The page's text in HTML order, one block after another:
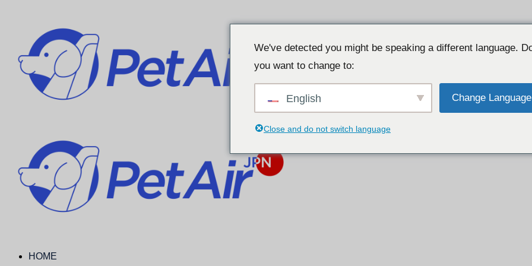
HOME
We've detected you might be speaking a different language.
you want to change to:
English Change Language
Close and do not switch language